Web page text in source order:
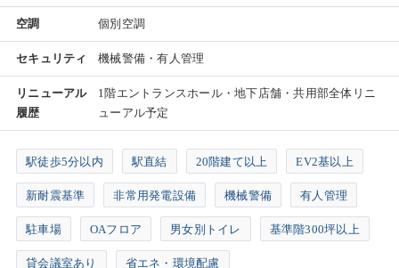
空調 個別空調
セキュリティ 機械警備・有人管理
リニューアル
履歴
1階エントランスホール・地下店舗・共用部全体リニ
ューアル予定
駅徒歩5分以内 駅直結 20階建て以上 EV2基以上
新耐震基準 非常用発電設備 機械警備 有人管理
駐車場 OAフロア 男女別トイレ 基準階300坪以上
貸会議室あり 省エネ・環境配慮